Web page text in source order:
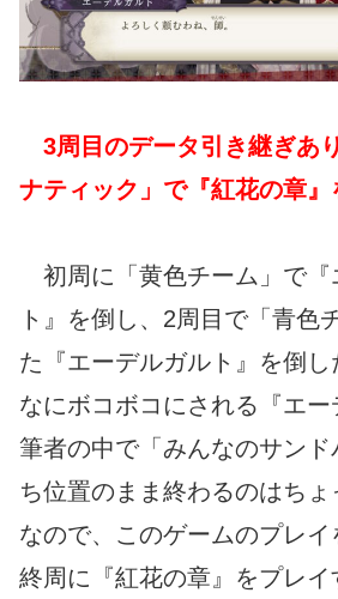
3周目のデータ引き継ぎあ
ナティック」で『紅花の章』
初周に「黄色チーム」で『
ト』を倒し、2周目で「青色
た『エーデルガルト』を倒
なにボコボコにされる『エ
筆者の中で「みんなのサンド
ち位置のまま終わるのはちょ
なので、このゲームのプレ
終周に『紅花の章』をプレイ